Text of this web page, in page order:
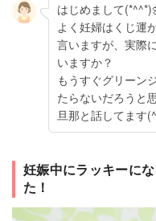
はじめまして
よく妊婦はくじ運
言いますが、実際
いますか？
もうすぐグリーン
たらないだろうと
旦那と話してます
妊娠中にラッキーに
た！